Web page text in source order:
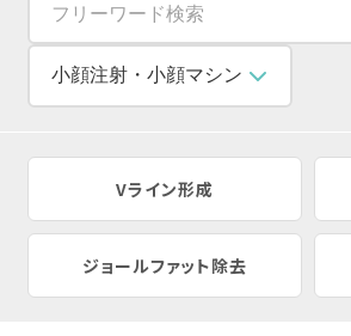
Vライン形成
ジョールファット除去